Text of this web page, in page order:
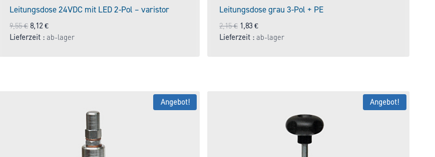
Leitungsdose 24VDC mit LED 2-Pol – varistor
9,55€ Ursprünglicher
Preis
8,12€Aktueller
Preis
Lieferzeit :ab-lager
Leitungsdose grau 3-Pol + PE
2,15€ Ursprünglicher
Preis
1,83€Aktueller
Preis
Lieferzeit :ab-lager
Angebot! Angebot!